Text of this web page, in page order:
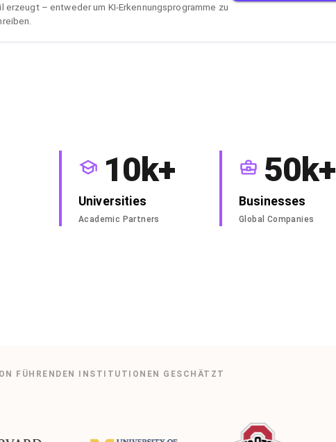
– entweder um KI-Erkennungsprogramme zu
10k+
Universities
Academic Partners
50k+
Businesses
Global Companies
FÜHRENDEN INSTITUTIONEN GESCHÄTZT